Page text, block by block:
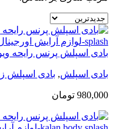
بادی اسپلش پرنس رایحه
بادی اسپلش, بادی اسپلش
980,000 تومان